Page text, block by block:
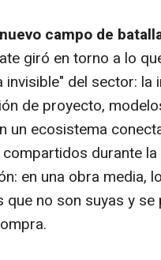
campo de
giró en torno a lo
del sector: la
de proyecto,
un ecosistema
durante
en una obra media,
no son suyas y se